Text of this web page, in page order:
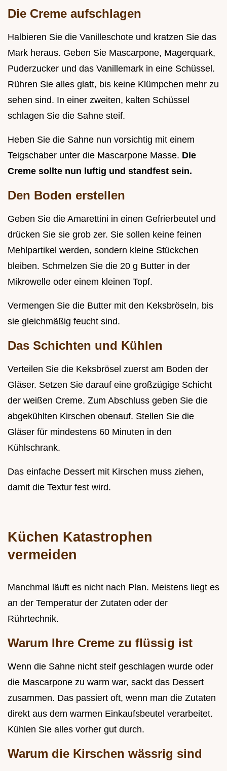
Die Creme aufschlagen
Halbieren Sie die Vanilleschote und kratzen Sie das
Mark heraus. Geben Sie Mascarpone, Magerquark,
Puderzucker und das Vanillemark in eine Schüssel.
Rühren Sie alles glatt, bis keine Klümpchen mehr zu
sehen sind. In einer zweiten, kalten Schüssel
schlagen Sie die Sahne steif.
Heben Sie die Sahne nun vorsichtig mit einem
Teigschaber unter die Mascarpone Masse. Die
Creme sollte nun luftig und standfest sein.
Den Boden erstellen
Geben Sie die Amarettini in einen Gefrierbeutel und
drücken Sie sie grob zer. Sie sollen keine feinen
Mehlpartikel werden, sondern kleine Stückchen
bleiben. Schmelzen Sie die 20 g Butter in der
Mikrowelle oder einem kleinen Topf.
Vermengen Sie die Butter mit den Keksbröseln, bis
sie gleichmäßig feucht sind.
Das Schichten und Kühlen
Verteilen Sie die Keksbrösel zuerst am Boden der
Gläser. Setzen Sie darauf eine großzügige Schicht
der weißen Creme. Zum Abschluss geben Sie die
abgekühlten Kirschen obenauf. Stellen Sie die
Gläser für mindestens 60 Minuten in den
Kühlschrank.
Das einfache Dessert mit Kirschen muss ziehen,
damit die Textur fest wird.
Küchen Katastrophen
vermeiden
Manchmal läuft es nicht nach Plan. Meistens liegt es
an der Temperatur der Zutaten oder der
Rührtechnik.
Warum Ihre Creme zu flüssig ist
Wenn die Sahne nicht steif geschlagen wurde oder
die Mascarpone zu warm war, sackt das Dessert
zusammen. Das passiert oft, wenn man die Zutaten
direkt aus dem warmen Einkaufsbeutel verarbeitet.
Kühlen Sie alles vorher gut durch.
Warum die Kirschen wässrig sind